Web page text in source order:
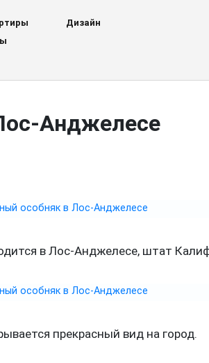
Дизайн
Анджелесе
в Лос-Анджелесе, штат
прекрасный вид на город.